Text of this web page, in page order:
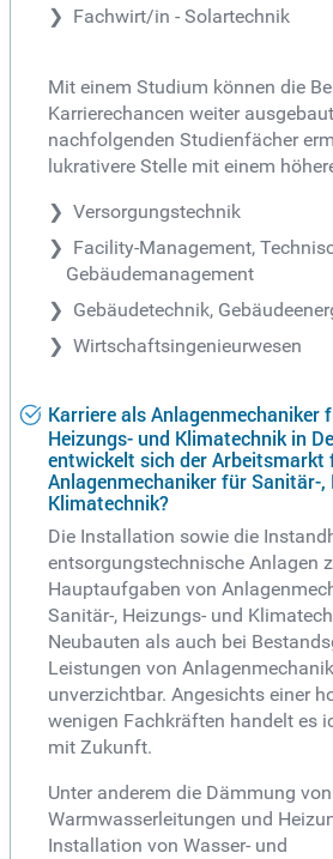
Fachwirt/in - Solartechnik
Mit einem Studium können die
Karrierechancen weiter
nachfolgenden Studienfächer
lukrativere Stelle mit einem
Versorgungstechnik
Facility-Management,
Gebäudemanagement
Gebäudetechnik,
Wirtschaftsingenieurwesen
Karriere als Anlagenmechaniker
Heizungs- und Klimatechnik in
entwickelt sich der Arbeitsmarkt
Anlagenmechaniker für Sanitär-,
Klimatechnik?
Die Installation sowie die
entsorgungstechnische Anlagen
Hauptaufgaben von
Sanitär-, Heizungs- und
Neubauten als auch bei
Leistungen von
unverzichtbar. Angesichts einer
wenigen Fachkräften handelt es
mit Zukunft.
Unter anderem die Dämmung von
Warmwasserleitungen und
Installation von Wasser- und